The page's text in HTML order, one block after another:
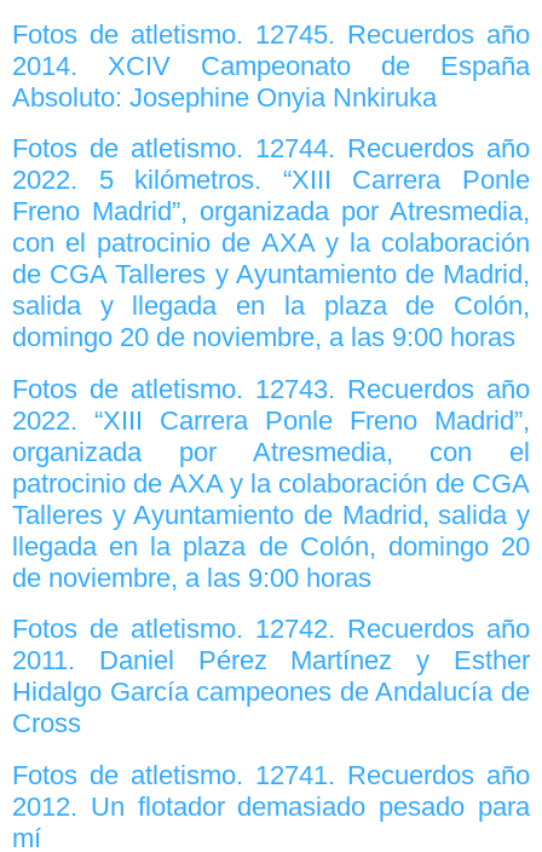
Fotos de atletismo. 12745. Recuerdos año
2014. XCIV Campeonato de España
Absoluto: Josephine Onyia Nnkiruka
Fotos de atletismo. 12744. Recuerdos año
2022. 5 kilómetros. “XIII Carrera Ponle
Freno Madrid”, organizada por Atresmedia,
con el patrocinio de AXA y la colaboración
de CGA Talleres y Ayuntamiento de Madrid,
salida y llegada en la plaza de Colón,
domingo 20 de noviembre, a las 9:00 horas
Fotos de atletismo. 12743. Recuerdos año
2022. “XIII Carrera Ponle Freno Madrid”,
organizada por Atresmedia, con el
patrocinio de AXA y la colaboración de CGA
Talleres y Ayuntamiento de Madrid, salida y
llegada en la plaza de Colón, domingo 20
de noviembre, a las 9:00 horas
Fotos de atletismo. 12742. Recuerdos año
2011. Daniel Pérez Martínez y Esther
Hidalgo García campeones de Andalucía de
Cross
Fotos de atletismo. 12741. Recuerdos año
2012. Un flotador demasiado pesado para
mí